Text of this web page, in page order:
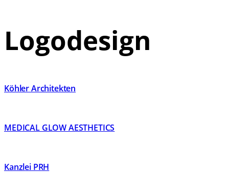
Logodesign
Köhler Architekten
MEDICAL GLOW AESTHETICS
Kanzlei PRH